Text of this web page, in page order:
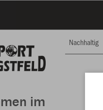
im
Nachhaltig